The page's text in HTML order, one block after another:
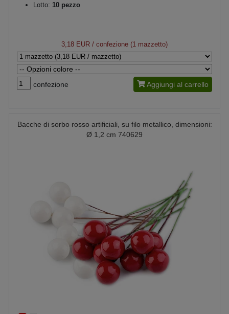
Lotto: 10 pezzo
3,18 EUR / confezione (1 mazzetto)
confezione Aggiungi al carrello
Bacche di sorbo rosso artificiali, su filo metallico, dimensioni:
Ø 1,2 cm 740629